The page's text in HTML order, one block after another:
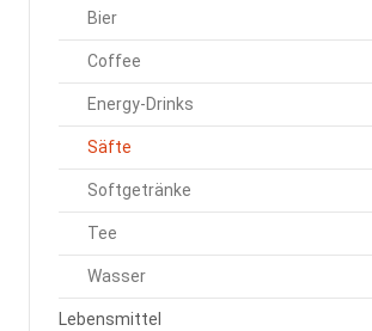
Bier
Coffee
Energy-Drinks
Säfte
Softgetränke
Tee
Wasser
Lebensmittel